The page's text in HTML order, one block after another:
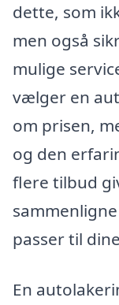
dette, som
men også
mulige
vælger en
om prisen,
og den
flere tilbud
passer til
En